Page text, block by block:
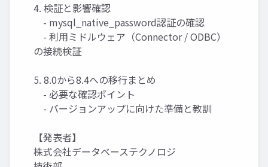
4. 検証と影響確認
- mysql_native_password認証の確認
- 利用ミドルウェア（Connector / ODBC）
の接続検証
5. 8.0から8.4への移行まとめ
- 必要な確認ポイント
- バージョンアップに向けた準備と教訓
【発表者】
株式会社データベーステクノロジ